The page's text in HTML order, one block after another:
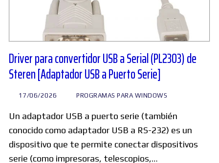
Driver para convertidor USB a Serial (PL2303) de
Steren [Adaptador USB a Puerto Serie]
17/06/2026 PROGRAMAS PARA WINDOWS
Un adaptador USB a puerto serie (también
conocido como adaptador USB a RS-232) es un
dispositivo que te permite conectar dispositivos
serie (como impresoras, telescopios,…